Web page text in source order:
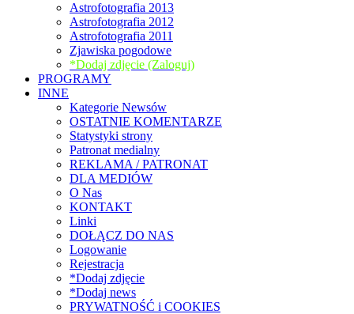
Astrofotografia 2013
Astrofotografia 2012
Astrofotografia 2011
Zjawiska pogodowe
*Dodaj zdjęcie (Zaloguj)
PROGRAMY
INNE
Kategorie Newsów
OSTATNIE KOMENTARZE
Statystyki strony
Patronat medialny
REKLAMA / PATRONAT
DLA MEDIÓW
O Nas
KONTAKT
Linki
DOŁĄCZ DO NAS
Logowanie
Rejestracja
*Dodaj zdjęcie
*Dodaj news
PRYWATNOŚĆ i COOKIES